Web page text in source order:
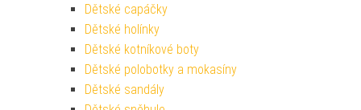
Dětské capáčky
Dětské holínky
Dětské kotníkové boty
Dětské polobotky a mokasíny
Dětské sandály